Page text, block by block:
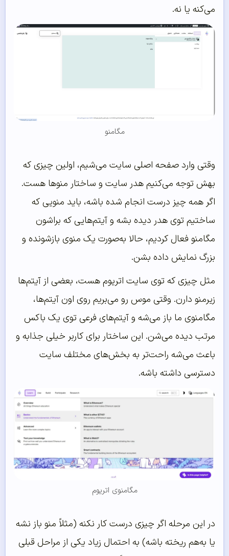
می‌کنه یا نه.
مگامنو
وقتی وارد صفحه اصلی سایت می‌شیم، اولین چیزی که
بهش توجه می‌کنیم هدر سایت و ساختار منوها هست.
اگر همه چیز درست انجام شده باشه، باید منویی که
ساختیم توی هدر دیده بشه و آیتم‌هایی که براشون
مگامنو فعال کردیم، حالا به‌صورت یک منوی بازشونده و
بزرگ نمایش داده بشن.
مثل چیزی که توی سایت اتریوم هست، بعضی از آیتم‌ها
زیرمنو دارن. وقتی موس رو می‌بریم روی اون آیتم‌ها،
مگامنوی ما باز می‌شه و آیتم‌های فرعی توی یک باکس
مرتب دیده می‌شن. این ساختار برای کاربر خیلی جذابه و
باعث می‌شه راحت‌تر به بخش‌های مختلف سایت
دسترسی داشته باشه.
مگامنوی اتریوم
در این مرحله اگر چیزی درست کار نکنه (مثلاً منو باز نشه
یا به‌هم ریخته باشه) به احتمال زیاد یکی از مراحل قبلی